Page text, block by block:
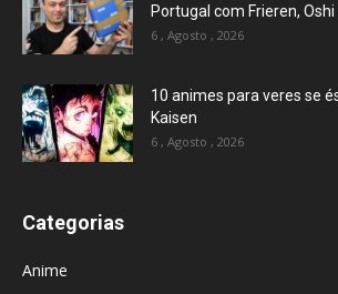
Portugal com Frieren, Oshi
6 , Agosto , 2026
10 animes para veres se
Kaisen
6 , Agosto , 2026
Categorias
Anime